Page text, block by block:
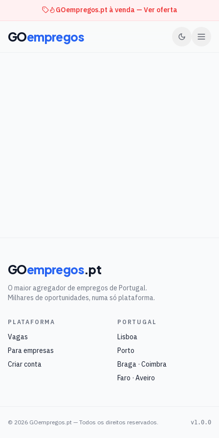
GOempregos.pt à venda — Ver oferta
GOempregos
GOempregos.pt
O maior agregador de empregos de Portugal.
Milhares de oportunidades, numa só plataforma.
PLATAFORMA
Vagas
Para empresas
Criar conta
PORTUGAL
Lisboa
Porto
Braga · Coimbra
Faro · Aveiro
© 2026 GOempregos.pt — Todos os direitos reservados. v1.0.0